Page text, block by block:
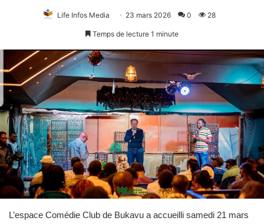
Life Infos Media 23 mars 2026 0 28
Temps de lecture 1 minute
L’espace Comédie Club de Bukavu a accueilli samedi 21 mars